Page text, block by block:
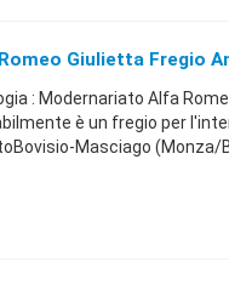
Giulietta Fregio
: Modernariato Alfa
è un fregio per
Masciago (Monza/